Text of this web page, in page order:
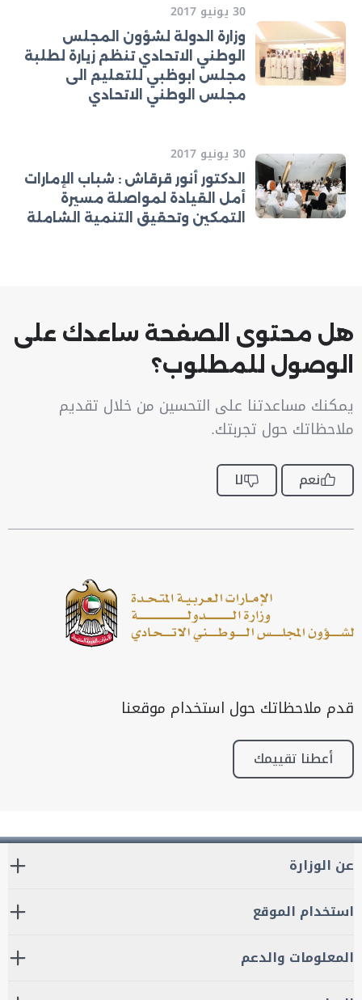
30 يونيو 2017
وزارة الدولة لشؤون المجلس
الوطني الاتحادي تنظم زيارة لطلبة
مجلس ابوظبي للتعليم الى
مجلس الوطني الاتحادي
30 يونيو 2017
الدكتور أنور قرقاش : شباب الإمارات
أمل القيادة لمواصلة مسيرة
التمكين وتحقيق التنمية الشاملة
هل محتوى الصفحة ساعدك على
الوصول للمطلوب؟
يمكنك مساعدتنا على التحسين من خلال تقديم
ملاحظاتك حول تجربتك.
نعم لا
قدم ملاحظاتك حول استخدام موقعنا
أعطنا تقييمك
عن الوزارة
استخدام الموقع
المعلومات والدعم